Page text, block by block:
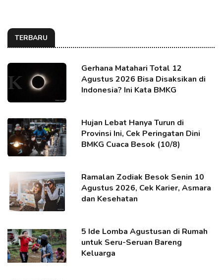
TERBARU
Gerhana Matahari Total 12
Agustus 2026 Bisa Disaksikan di
Indonesia? Ini Kata BMKG
Hujan Lebat Hanya Turun di
Provinsi Ini, Cek Peringatan Dini
BMKG Cuaca Besok (10/8)
Ramalan Zodiak Besok Senin 10
Agustus 2026, Cek Karier, Asmara
dan Kesehatan
5 Ide Lomba Agustusan di Rumah
untuk Seru-Seruan Bareng
Keluarga